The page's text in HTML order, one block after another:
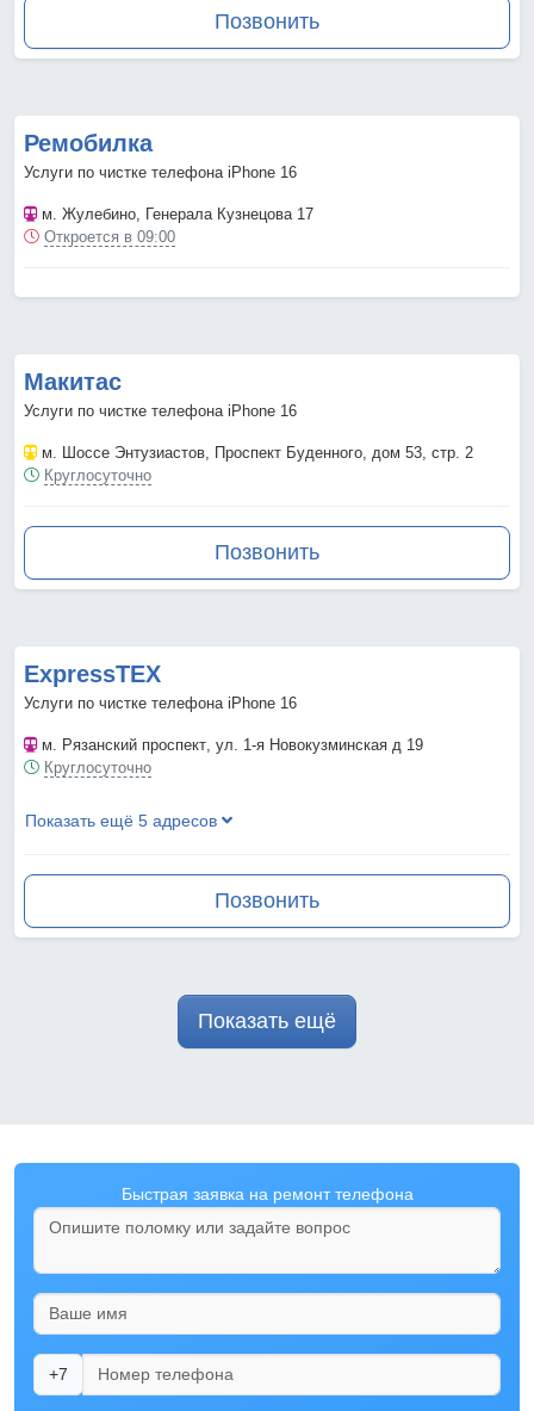
Позвонить
Ремобилка
Услуги по чистке телефона iPhone 16
м. Жулебино , Генерала Кузнецова 17
Откроется в 09:00
Макитас
Услуги по чистке телефона iPhone 16
м. Шоссе Энтузиастов , Проспект Буденного, дом 53, стр. 2
Круглосуточно
Позвонить
ExpressTEX
Услуги по чистке телефона iPhone 16
м. Рязанский проспект , ул. 1-я Новокузминская д 19
Круглосуточно
Показать ещё 5 адресов
Позвонить
Показать ещё
Быстрая заявка на ремонт телефона
+7